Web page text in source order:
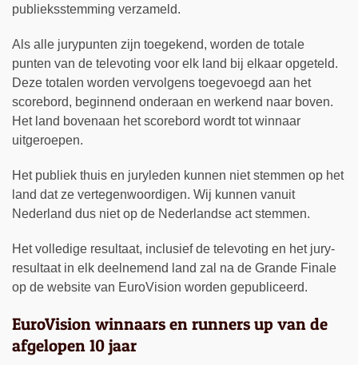
publieksstemming verzameld.
Als alle jurypunten zijn toegekend, worden de totale
punten van de televoting voor elk land bij elkaar opgeteld.
Deze totalen worden vervolgens toegevoegd aan het
scorebord, beginnend onderaan en werkend naar boven.
Het land bovenaan het scorebord wordt tot winnaar
uitgeroepen.
Het publiek thuis en juryleden kunnen niet stemmen op het
land dat ze vertegenwoordigen. Wij kunnen vanuit
Nederland dus niet op de Nederlandse act stemmen.
Het volledige resultaat, inclusief de televoting en het jury-
resultaat in elk deelnemend land zal na de Grande Finale
op de website van EuroVision worden gepubliceerd.
EuroVision winnaars en runners up van de
afgelopen 10 jaar